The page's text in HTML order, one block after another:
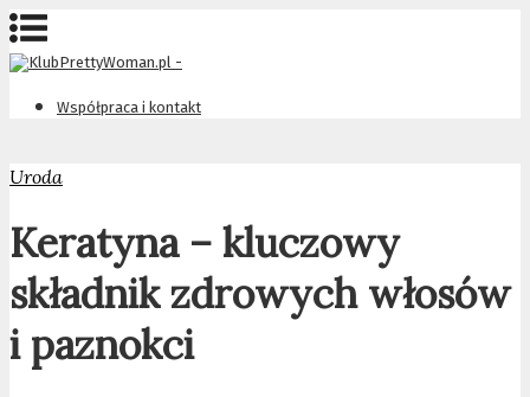
Współpraca i kontakt
Uroda
Keratyna – kluczowy
składnik zdrowych włosów
i paznokci